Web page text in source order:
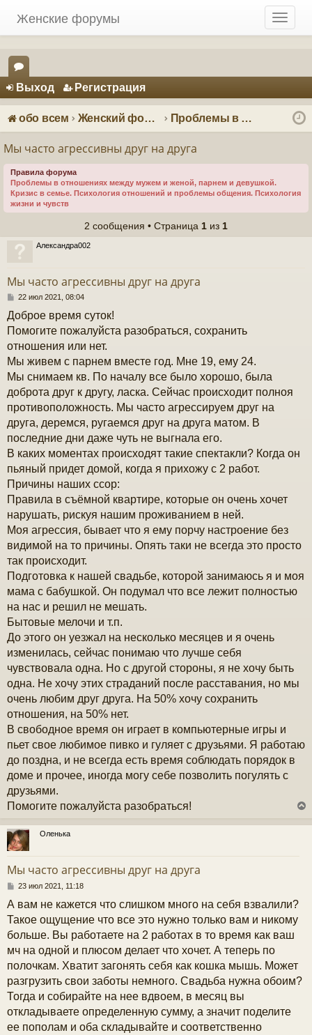
T
o
l
n
v
i
Женские форумы
Регистрация
ор
ум
Выход Регистрация
обо всем Женский форум о мужчинах Проблемы в отношениях - психология отношений
Мы часто агрессивны друг на друга
Правила форума
Проблемы в отношениях между мужем и женой, парнем и девушкой.
Кризис в семье. Психология отношений и проблемы общения. Психология
жизни и чувств
2 сообщения • Страница 1 из 1
Александра002
Мы часто агрессивны друг на друга
С
о
б
е
н
е
22 июл 2021, 08:04
Доброе время суток!
Помогите пожалуйста разобраться, сохранить
отношения или нет.
Мы живем с парнем вместе год. Мне 19, ему 24.
Мы снимаем кв. По началу все было хорошо, была
доброта друг к другу, ласка. Сейчас происходит полноя
противоположность. Мы часто агрессируем друг на
друга, деремся, ругаемся друг на друга матом. В
последние дни даже чуть не выгнала его.
В каких моментах происходят такие спектакли? Когда он
пьяный придет домой, когда я прихожу с 2 работ.
Причины наших ссор:
Правила в съёмной квартире, которые он очень хочет
нарушать, рискуя нашим проживанием в ней.
Моя агрессия, бывает что я ему порчу настроение без
видимой на то причины. Опять таки не всегда это просто
так происходит.
Подготовка к нашей свадьбе, которой занимаюсь я и моя
мама с бабушкой. Он подумал что все лежит полностью
на нас и решил не мешать.
Бытовые мелочи и т.п.
До этого он уезжал на несколько месяцев и я очень
изменилась, сейчас понимаю что лучше себя
чувствовала одна. Но с другой стороны, я не хочу быть
одна. Не хочу этих страданий после расставания, но мы
очень любим друг друга. На 50% хочу сохранить
отношения, на 50% нет.
В свободное время он играет в компьютерные игры и
пьет свое любимое пивко и гуляет с друзьями. Я работаю
до поздна, и не всегда есть время соблюдать порядок в
доме и прочее, иногда могу себе позволить погулять с
друзьями.
Помогите пожалуйста разобраться!
р
Оленька
Мы часто агрессивны друг на друга
С
о
б
е
н
е
23 июл 2021, 11:18
А вам не кажется что слишком много на себя взвалили?
Такое ощущение что все это нужно только вам и никому
больше. Вы работаете на 2 работах в то время как ваш
мч на одной и плюсом делает что хочет. А теперь по
полочкам. Хватит загонять себя как кошка мышь. Может
разгрузить свои заботы немного. Свадьба нужна обоим?
Тогда и собирайте на нее вдвоем, в месяц вы
откладываете определенную сумму, а значит поделите
ее пополам и оба складывайте и соответственно